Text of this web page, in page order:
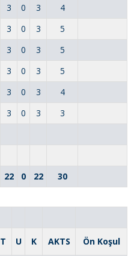
3 0 3
4
3 0 3
5
3 0 3
5
3 0 3
5
3 0 3
4
3 0 3 3
22 0 22 30
T U K AKTS Ön Koşul